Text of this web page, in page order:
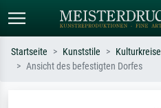
Startseite Kunststile Kulturkreise
Ansicht des befestigten Dorfes